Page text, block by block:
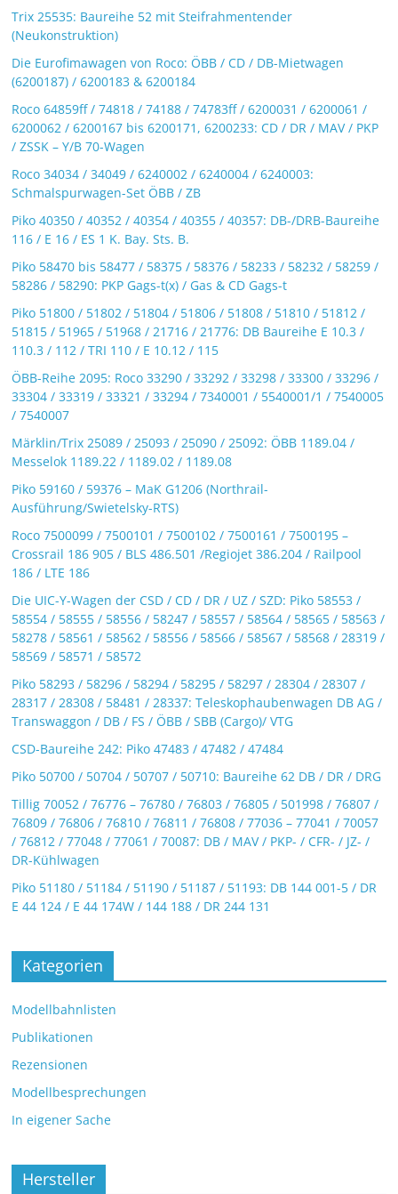
Trix 25535: Baureihe 52 mit Steifrahmentender
(Neukonstruktion)
Die Eurofimawagen von Roco: ÖBB / CD / DB-Mietwagen
(6200187) / 6200183 & 6200184
Roco 64859ff / 74818 / 74188 / 74783ff / 6200031 / 6200061 /
6200062 / 6200167 bis 6200171, 6200233: CD / DR / MAV / PKP
/ ZSSK – Y/B 70-Wagen
Roco 34034 / 34049 / 6240002 / 6240004 / 6240003:
Schmalspurwagen-Set ÖBB / ZB
Piko 40350 / 40352 / 40354 / 40355 / 40357: DB-/DRB-Baureihe
116 / E 16 / ES 1 K. Bay. Sts. B.
Piko 58470 bis 58477 / 58375 / 58376 / 58233 / 58232 / 58259 /
58286 / 58290: PKP Gags-t(x) / Gas & CD Gags-t
Piko 51800 / 51802 / 51804 / 51806 / 51808 / 51810 / 51812 /
51815 / 51965 / 51968 / 21716 / 21776: DB Baureihe E 10.3 /
110.3 / 112 / TRI 110 / E 10.12 / 115
ÖBB-Reihe 2095: Roco 33290 / 33292 / 33298 / 33300 / 33296 /
33304 / 33319 / 33321 / 33294 / 7340001 / 5540001/1 / 7540005
/ 7540007
Märklin/Trix 25089 / 25093 / 25090 / 25092: ÖBB 1189.04 /
Messelok 1189.22 / 1189.02 / 1189.08
Piko 59160 / 59376 – MaK G1206 (Northrail-
Ausführung/Swietelsky-RTS)
Roco 7500099 / 7500101 / 7500102 / 7500161 / 7500195 –
Crossrail 186 905 / BLS 486.501 /Regiojet 386.204 / Railpool
186 / LTE 186
Die UIC-Y-Wagen der CSD / CD / DR / UZ / SZD: Piko 58553 /
58554 / 58555 / 58556 / 58247 / 58557 / 58564 / 58565 / 58563 /
58278 / 58561 / 58562 / 58556 / 58566 / 58567 / 58568 / 28319 /
58569 / 58571 / 58572
Piko 58293 / 58296 / 58294 / 58295 / 58297 / 28304 / 28307 /
28317 / 28308 / 58481 / 28337: Teleskophaubenwagen DB AG /
Transwaggon / DB / FS / ÖBB / SBB (Cargo)/ VTG
CSD-Baureihe 242: Piko 47483 / 47482 / 47484
Piko 50700 / 50704 / 50707 / 50710: Baureihe 62 DB / DR / DRG
Tillig 70052 / 76776 – 76780 / 76803 / 76805 / 501998 / 76807 /
76809 / 76806 / 76810 / 76811 / 76808 / 77036 – 77041 / 70057
/ 76812 / 77048 / 77061 / 70087: DB / MAV / PKP- / CFR- / JZ- /
DR-Kühlwagen
Piko 51180 / 51184 / 51190 / 51187 / 51193: DB 144 001-5 / DR
E 44 124 / E 44 174W / 144 188 / DR 244 131
Kategorien
Modellbahnlisten
Publikationen
Rezensionen
Modellbesprechungen
In eigener Sache
Hersteller